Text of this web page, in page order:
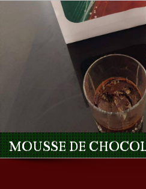
MOUSSE DE